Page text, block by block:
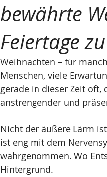
bewährte
Feiertage
Weihnachten – für
Menschen, viele
gerade in dieser Zeit oft,
anstrengender und
Nicht der äußere Lärm
ist eng mit dem
wahrgenommen. Wo
Hintergrund.